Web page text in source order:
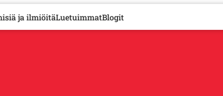
ja ilmiöitäLuetuimmatBlogit